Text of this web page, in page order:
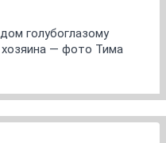
голубоглазому
хозяина — фото Тима